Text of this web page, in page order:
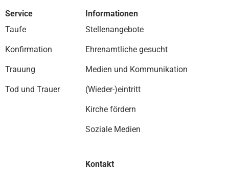
Service
Taufe
Konfirmation
Trauung
Tod und Trauer
Informationen
Stellenangebote
Ehrenamtliche gesucht
Medien und Kommunikation
(Wieder-)eintritt
Kirche fördern
Soziale Medien
Kontakt